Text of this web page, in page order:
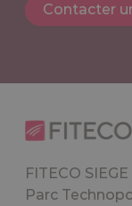
Contacter
FITECO
Parc